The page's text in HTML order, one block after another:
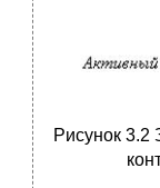
Рисунок 3.2